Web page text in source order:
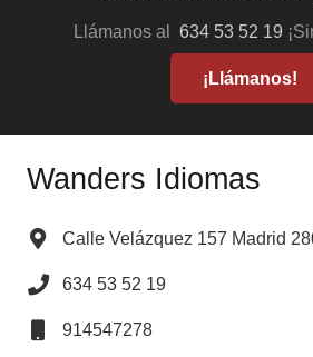
Llámanos al 634 53 52 19
¡Llámanos!
Wanders Idiomas
Calle Velázquez 157 Madrid
634 53 52 19
914547278